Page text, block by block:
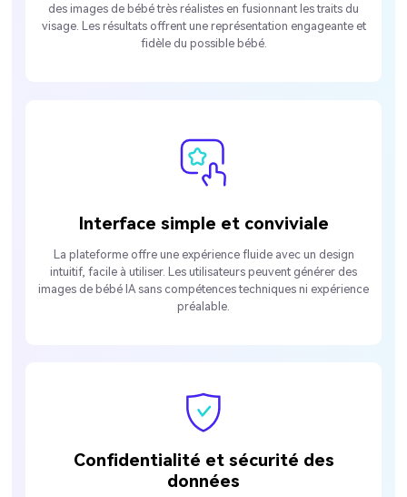
des images de bébé très réalistes en fusionnant les traits du
visage. Les résultats offrent une représentation engageante et
fidèle du possible bébé.
Interface simple et conviviale
La plateforme offre une expérience fluide avec un design
intuitif, facile à utiliser. Les utilisateurs peuvent générer des
images de bébé IA sans compétences techniques ni expérience
préalable.
Confidentialité et sécurité des
données